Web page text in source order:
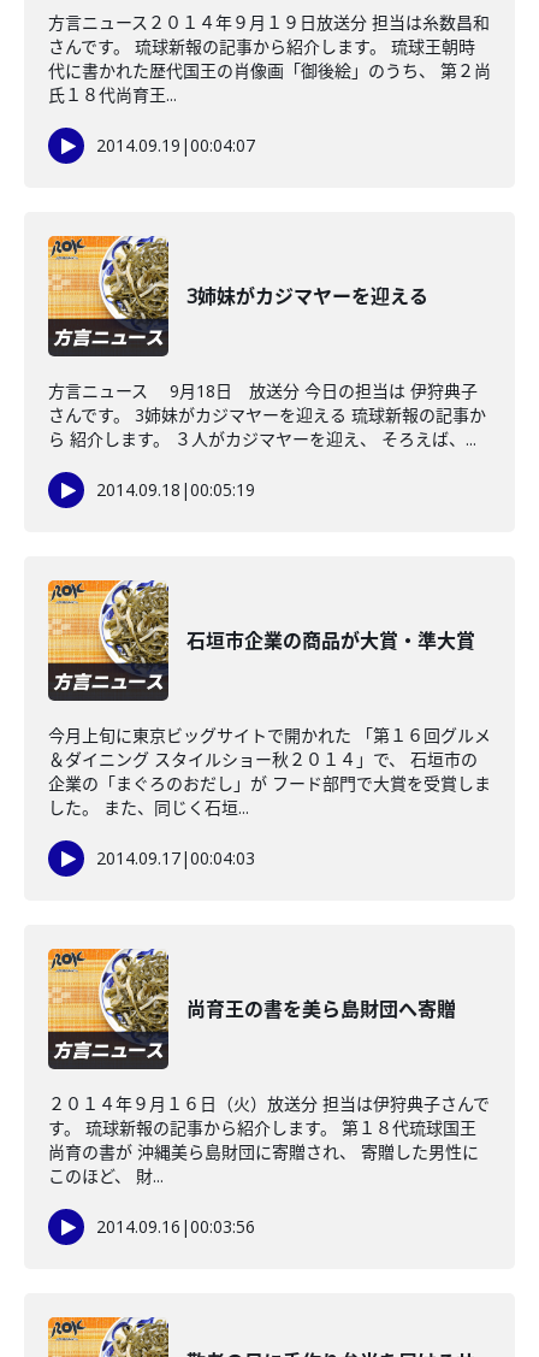
方言ニュース２０１４年９月１９日放送分 担当は糸数昌和
さんです。 琉球新報の記事から紹介します。 琉球王朝時
代に書かれた歴代国王の肖像画「御後絵」のうち、 第２尚
氏１８代尚育王...
2014.09.19 |00:04:07
3姉妹がカジマヤーを迎える
方言ニュース 9月18日 放送分 今日の担当は 伊狩典子
さんです。 3姉妹がカジマヤーを迎える 琉球新報の記事か
ら 紹介します。 ３人がカジマヤーを迎え、 そろえば、...
2014.09.18 |00:05:19
石垣市企業の商品が大賞・準大賞
今月上旬に東京ビッグサイトで開かれた 「第１６回グルメ
＆ダイニング スタイルショー秋２０１４」で、 石垣市の
企業の「まぐろのおだし」が フード部門で大賞を受賞しま
した。 また、同じく石垣...
2014.09.17|00:04:03
尚育王の書を美ら島財団へ寄贈
２０１４年９月１６日（火）放送分 担当は伊狩典子さんで
す。 琉球新報の記事から紹介します。 第１８代琉球国王
尚育の書が 沖縄美ら島財団に寄贈され、 寄贈した男性に
このほど、 財...
2014.09.16 |00:03:56